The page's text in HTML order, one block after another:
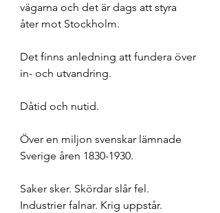
vägarna och det är dags att styra
åter mot Stockholm.
Det finns anledning att fundera över
in- och utvandring.
Dåtid och nutid.
Över en miljon svenskar lämnade
Sverige åren 1830-1930.
Saker sker. Skördar slår fel.
Industrier falnar. Krig uppstår.